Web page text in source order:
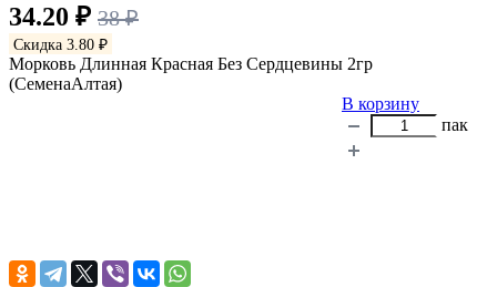
34.20 ₽ 38 ₽
Скидка 3.80 ₽
Морковь Длинная Красная Без Сердцевины 2гр
(СеменаАлтая)
В корзину
пак